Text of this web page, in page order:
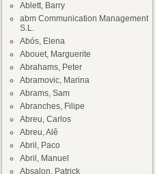
Ablett, Barry
abm Communication Management
S.L.
Abós, Elena
Abouet, Marguerite
Abrahams, Peter
Abramovic, Marina
Abrams, Sam
Abranches, Filipe
Abreu, Carlos
Abreu, Alê
Abril, Paco
Abril, Manuel
Absalon, Patrick